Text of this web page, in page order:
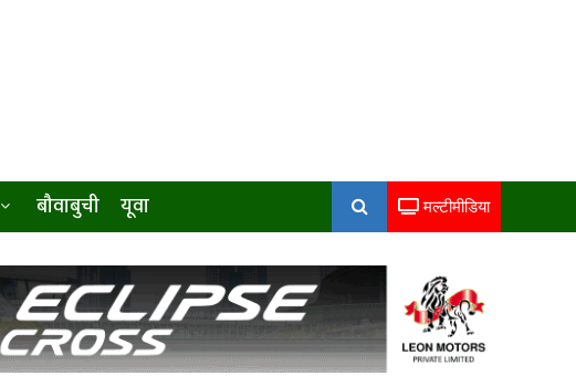
बौवाबुची यूवा मल्टीमीडिया